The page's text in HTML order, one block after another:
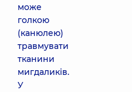
може
голкою
(канюлею)
травмувати
тканини
мигдаликів.
У